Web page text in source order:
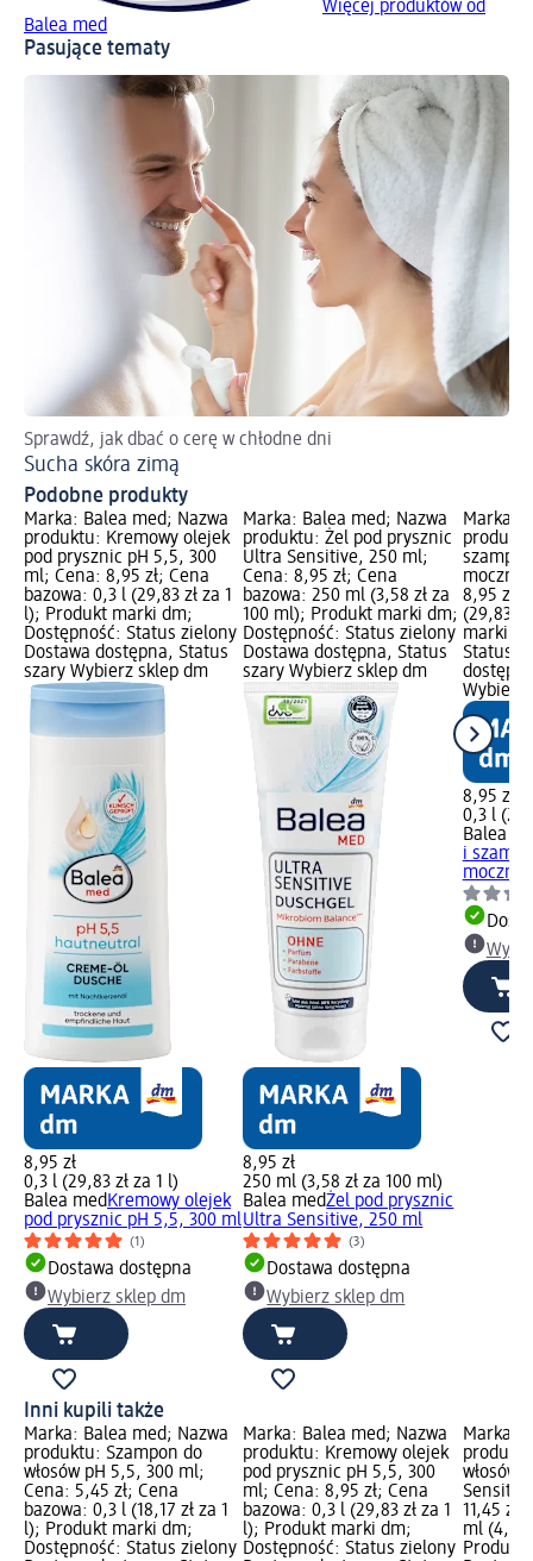
Więcej produktów od
Balea med
Pasujące tematy
Sprawdź, jak dbać o cerę w chłodne dni
Sucha skóra zimą
Podobne produkty
Marka: Balea med; Nazwa
produktu: Kremowy olejek
pod prysznic pH 5,5, 300
ml; Cena: 8,95 zł; Cena
bazowa: 0,3 l (29,83 zł za 1
l); Produkt marki dm;
Dostępność: Status zielony
Dostawa dostępna, Status
szary Wybierz sklep dm
8,95 zł
0,3 l (29,83 zł za 1 l)
Balea medKremowy olejek
pod prysznic pH 5,5, 300 ml
(1)
Dostawa dostępna
Wybierz sklep dm
Marka: Balea med; Nazwa
produktu: Żel pod prysznic
Ultra Sensitive, 250 ml;
Cena: 8,95 zł; Cena
bazowa: 250 ml (3,58 zł za
100 ml); Produkt marki dm;
Dostępność: Status zielony
Dostawa dostępna, Status
szary Wybierz sklep dm
8,95 zł
250 ml (3,58 zł za 100 ml)
Balea medŻel pod prysznic
Ultra Sensitive, 250 ml
(3)
Dostawa dostępna
Wybierz sklep dm
Marka:
8,95 zł;
(29,83
marki
Status
Wybierz
8,95 zł
0,3 l
Balea
i
Inni kupili także
Marka: Balea med; Nazwa
produktu: Szampon do
włosów pH 5,5, 300 ml;
Cena: 5,45 zł; Cena
bazowa: 0,3 l (18,17 zł za 1
l); Produkt marki dm;
Dostępność: Status zielony
Marka: Balea med; Nazwa
produktu: Kremowy olejek
pod prysznic pH 5,5, 300
ml; Cena: 8,95 zł; Cena
bazowa: 0,3 l (29,83 zł za 1
l); Produkt marki dm;
Dostępność: Status zielony
Marka:
włosów
11,45
ml (4,58
Produkt